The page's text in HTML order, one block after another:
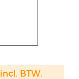
BTW.